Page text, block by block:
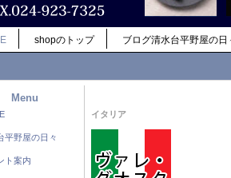
shopのトップ ブログ清水台平野屋の日
Menu
平野屋の日々
ト案内
イタリア